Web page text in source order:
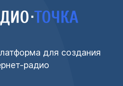
для создания
радио